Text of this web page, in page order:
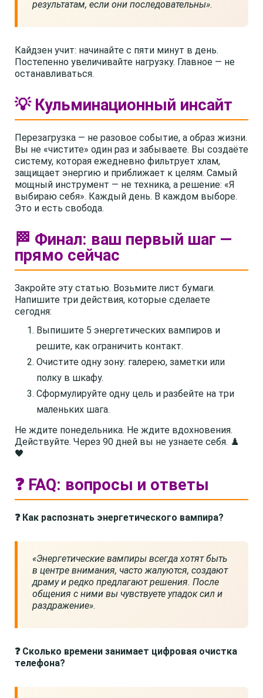
результатам, если они последовательны».
Кайдзен учит: начинайте с пяти минут в день.
Постепенно увеличивайте нагрузку. Главное — не
останавливаться.
💡 Кульминационный инсайт
Перезагрузка — не разовое событие, а образ жизни.
Вы не «чистите» один раз и забываете. Вы создаёте
систему, которая ежедневно фильтрует хлам,
защищает энергию и приближает к целям. Самый
мощный инструмент — не техника, а решение: «Я
выбираю себя». Каждый день. В каждом выборе.
Это и есть свобода.
🏁 Финал: ваш первый шаг —
прямо сейчас
Закройте эту статью. Возьмите лист бумаги.
Напишите три действия, которые сделаете
сегодня:
Выпишите 5 энергетических вампиров и
решите, как ограничить контакт.
Очистите одну зону: галерею, заметки или
полку в шкафу.
Сформулируйте одну цель и разбейте на три
маленьких шага.
Не ждите понедельника. Не ждите вдохновения.
Действуйте. Через 90 дней вы не узнаете себя. ♟️
🖤
❓ FAQ: вопросы и ответы
❓ Как распознать энергетического вампира?
«Энергетические вампиры всегда хотят быть
в центре внимания, часто жалуются, создают
драму и редко предлагают решения. После
общения с ними вы чувствуете упадок сил и
раздражение».
❓ Сколько времени занимает цифровая очистка
телефона?